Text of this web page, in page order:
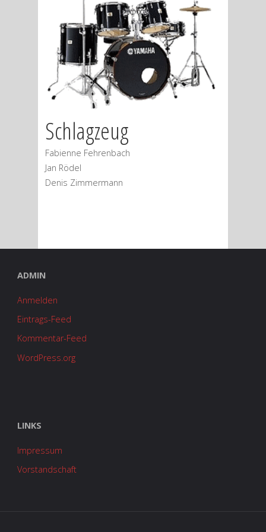
Schlagzeug
Fabienne Fehrenbach
Jan Rödel
Denis Zimmermann
ADMIN
Anmelden
Eintrags-Feed
Kommentar-Feed
WordPress.org
LINKS
Impressum
Vorstandschaft